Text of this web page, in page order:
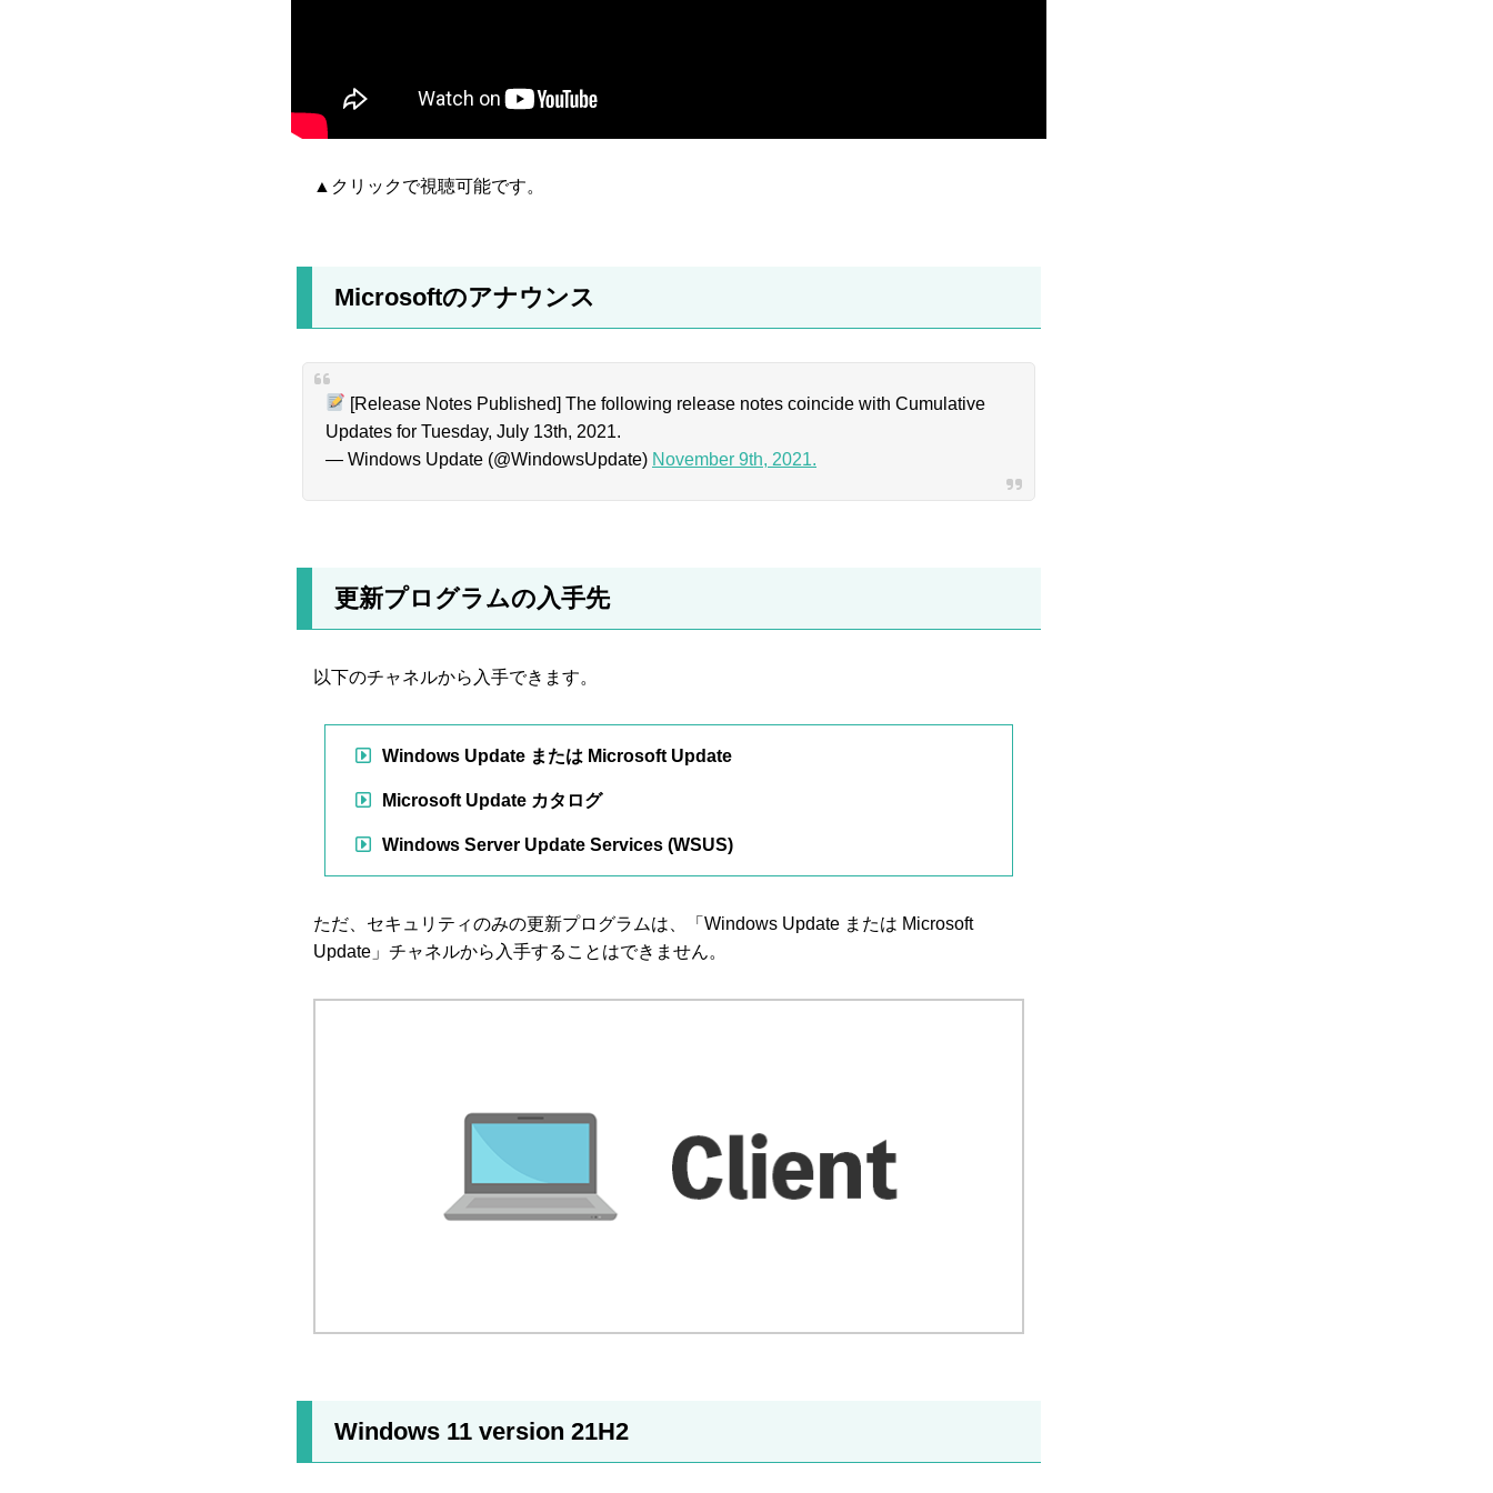
▲クリックで視聴可能です。
Microsoftのアナウンス
[Release Notes Published] The following release notes coincide with Cumulative
Updates for Tuesday, July 13th, 2021.
— Windows Update (@WindowsUpdate) November 9th, 2021.
更新プログラムの入手先
以下のチャネルから入手できます。
Windows Update または Microsoft Update
Microsoft Update カタログ
Windows Server Update Services (WSUS)
ただ、セキュリティのみの更新プログラムは、「Windows Update または Microsoft
Update」チャネルから入手することはできません。
Windows 11 version 21H2